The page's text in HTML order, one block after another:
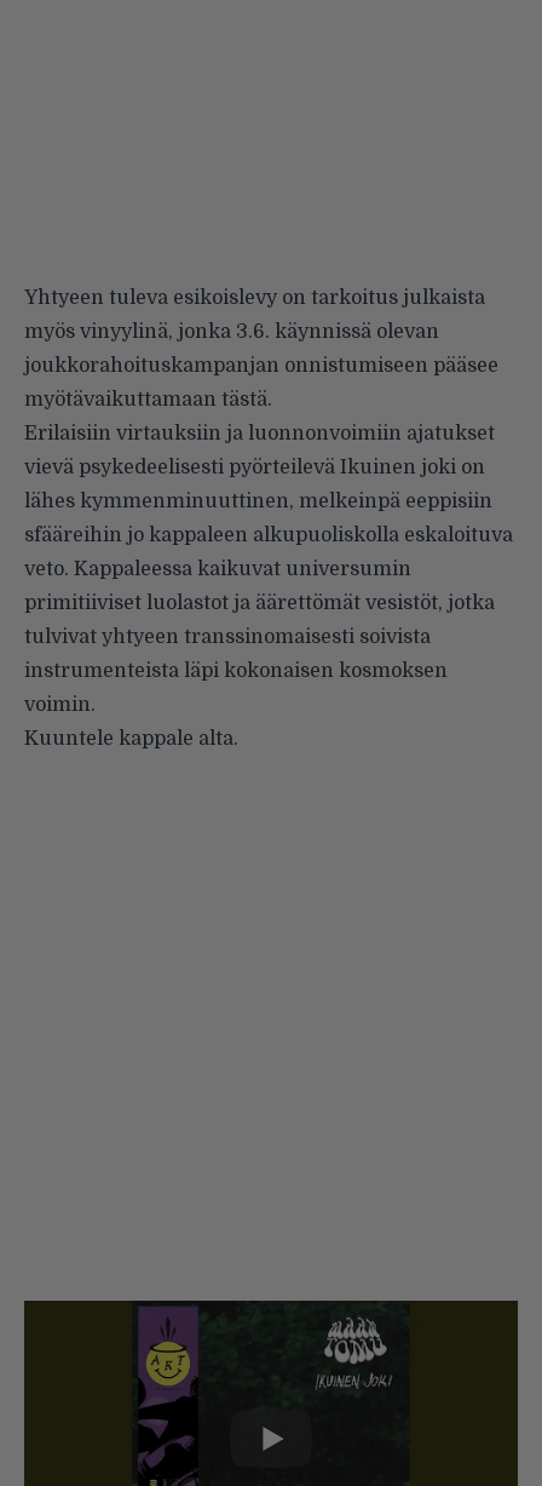
Yhtyeen tuleva esikoislevy on tarkoitus julkaista
myös vinyylinä, jonka 3.6. käynnissä olevan
joukkorahoituskampanjan onnistumiseen pääsee
myötävaikuttamaan tästä.
Erilaisiin virtauksiin ja luonnonvoimiin ajatukset
vievä psykedeelisesti pyörteilevä Ikuinen joki on
lähes kymmenminuuttinen, melkeinpä eeppisiin
sfääreihin jo kappaleen alkupuoliskolla eskaloituva
veto. Kappaleessa kaikuvat universumin
primitiiviset luolastot ja äärettömät vesistöt, jotka
tulvivat yhtyeen transsinomaisesti soivista
instrumenteista läpi kokonaisen kosmoksen
voimin.
Kuuntele kappale alta.